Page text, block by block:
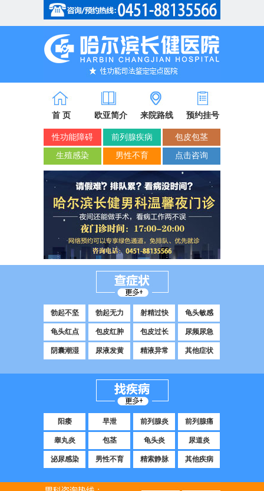
省市医保/新农合定点单位
首 页 欧亚简介 来院路线 预约挂号
性功能障碍 前列腺疾病 包皮包茎
生殖感染 男性不育 点击咨询
勃起不坚 勃起无力 射精过快 龟头敏感
龟头红点 包皮红肿 包皮过长 尿频尿急
阴囊潮湿 尿液发黄 精液异常 其他症状
阳痿 早泄 前列腺炎 前列腺痛
睾丸炎 包茎 龟头炎 尿道炎
泌尿感染 男性不育 精索静脉 其他疾病